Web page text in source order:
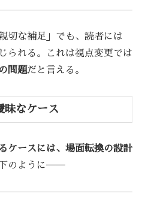
切な補足」でも、読者には
られる。これは視点変更では
問題だと言える。
昧なケース
ケースには、場面転換の設計
下のように――